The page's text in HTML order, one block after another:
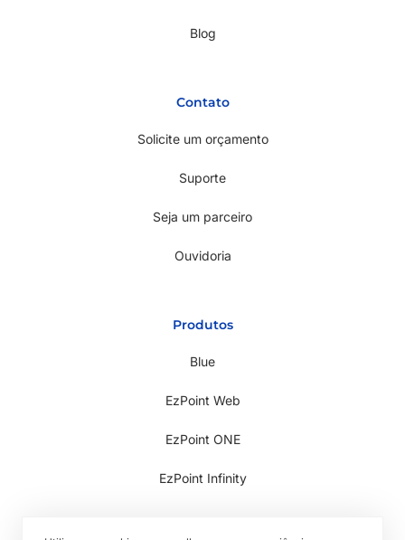
Blog
Contato
Solicite um orçamento
Suporte
Seja um parceiro
Ouvidoria
Produtos
Blue
EzPoint Web
EzPoint ONE
EzPoint Infinity